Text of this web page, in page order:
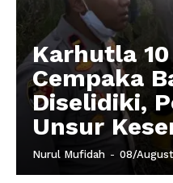
Karhutla
Cempaka
Diselidiki,
Unsur
Nurul Mufidah - 08/